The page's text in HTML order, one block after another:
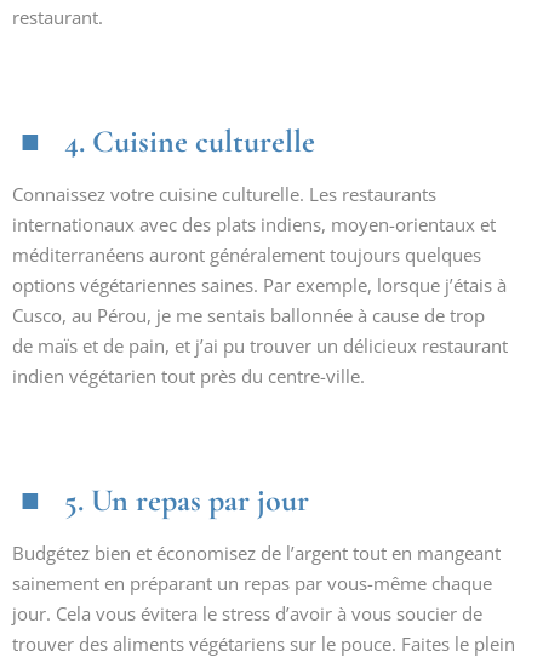
restaurant.
4. Cuisine culturelle
Connaissez votre cuisine culturelle. Les restaurants
internationaux avec des plats indiens, moyen-orientaux et
méditerranéens auront généralement toujours quelques
options végétariennes saines. Par exemple, lorsque j’étais à
Cusco, au Pérou, je me sentais ballonnée à cause de trop
de maïs et de pain, et j’ai pu trouver un délicieux restaurant
indien végétarien tout près du centre-ville.
5. Un repas par jour
Budgétez bien et économisez de l’argent tout en mangeant
sainement en préparant un repas par vous-même chaque
jour. Cela vous évitera le stress d’avoir à vous soucier de
trouver des aliments végétariens sur le pouce. Faites le plein